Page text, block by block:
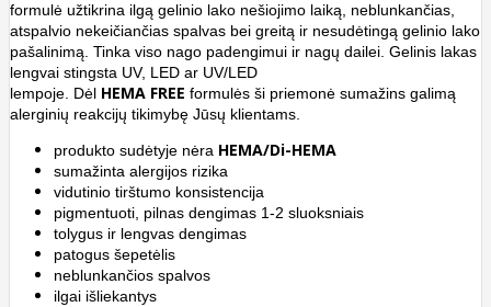
formulė užtikrina ilgą gelinio lako nešiojimo laiką, neblunkančias,
atspalvio nekeičiančias spalvas bei greitą ir nesudėtingą gelinio lako
pašalinimą. Tinka viso nago padengimui ir nagų dailei. Gelinis lakas
lengvai stingsta UV, LED ar UV/LED
lempoje. Dėl HEMA FREE formulės ši priemonė sumažins galimą
alerginių reakcijų tikimybę Jūsų klientams.
produkto sudėtyje nėra HEMA/Di-HEMA
sumažinta alergijos rizika
vidutinio tirštumo konsistencija
pigmentuoti, pilnas dengimas 1-2 sluoksniais
tolygus ir lengvas dengimas
patogus šepetėlis
neblunkančios spalvos
ilgai išliekantys